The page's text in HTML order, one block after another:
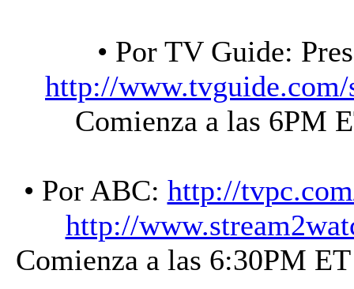
• Por TV Guide:
http://www.tvguide.com/
Comienza a las 6PM
• Por ABC: http://
http://
Comienza a las 6:30PM